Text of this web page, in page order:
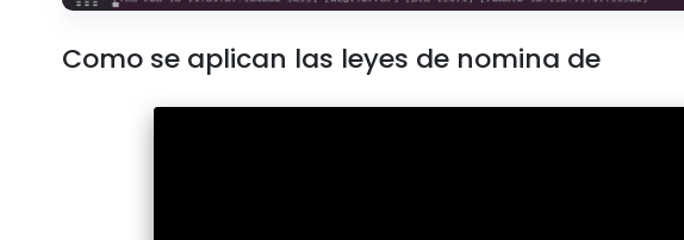
Como se aplican las leyes de nomina de